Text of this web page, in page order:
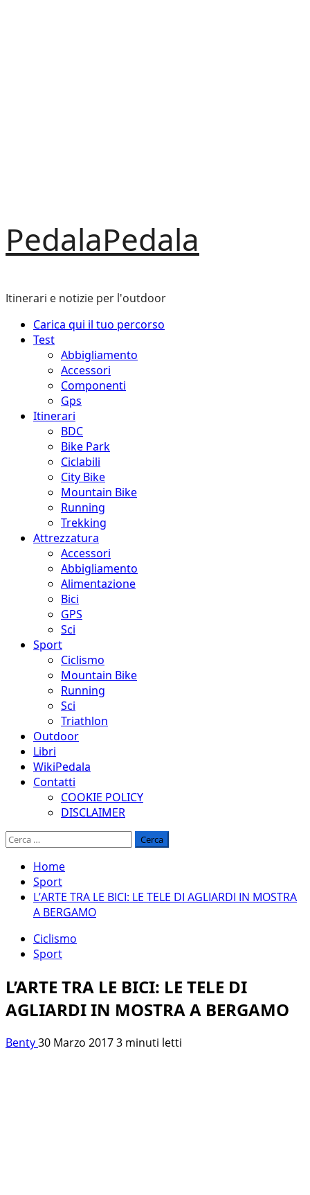
PedalaPedala
Itinerari e notizie per l'outdoor
Menu
principale
Carica qui il tuo percorso
Test
Abbigliamento
Accessori
Componenti
Gps
Itinerari
BDC
Bike Park
Ciclabili
City Bike
Mountain Bike
Running
Trekking
Attrezzatura
Accessori
Abbigliamento
Alimentazione
Bici
GPS
Sci
Sport
Ciclismo
Mountain Bike
Running
Sci
Triathlon
Outdoor
Libri
WikiPedala
Contatti
COOKIE POLICY
DISCLAIMER
Ricerca
Home
Sport
L’ARTE TRA LE BICI: LE TELE DI AGLIARDI IN MOSTRA
A BERGAMO
Ciclismo
Sport
L’ARTE TRA LE BICI: LE TELE DI
AGLIARDI IN MOSTRA A BERGAMO
Benty30 Marzo 20173 minuti letti